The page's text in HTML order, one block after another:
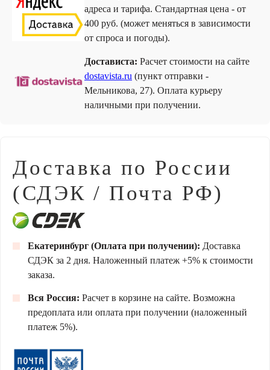
адреса и тарифа. Стандартная цена - от
400 руб. (может меняться в зависимости
от спроса и погоды).
Достависта: Расчет стоимости на сайте
dostavista.ru (пункт отправки -
Мельникова, 27). Оплата курьеру
наличными при получении.
Доставка по России
(СДЭК / Почта РФ)
Екатеринбург (Оплата при получении): Доставка
СДЭК за 2 дня. Наложенный платеж +5% к стоимости
заказа.
Вся Россия: Расчет в корзине на сайте. Возможна
предоплата или оплата при получении (наложенный
платеж 5%).